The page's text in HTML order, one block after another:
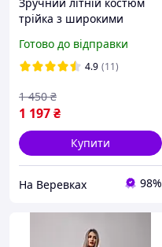
трійка з широкими
жіночий брючний
костюм жатка літній
58-60
Готово до відправки
4.9 (11)
1 197₴
1 450 ₴
Купити
На Веревках 98%